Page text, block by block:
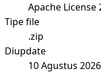
Apache License
Tipe file
.zip
Diupdate
10 Agustus 2026